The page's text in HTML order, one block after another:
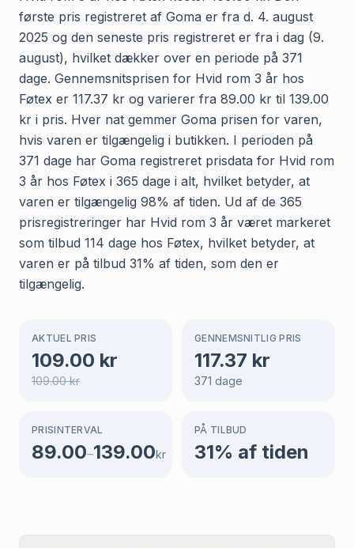
første pris registreret af Goma er fra d. 4. august
2025 og den seneste pris registreret er fra i dag (9.
august), hvilket dækker over en periode på 371
dage. Gennemsnitsprisen for Hvid rom 3 år hos
Føtex er 117.37 kr og varierer fra 89.00 kr til 139.00
kr i pris. Hver nat gemmer Goma prisen for varen,
hvis varen er tilgængelig i butikken. I perioden på
371 dage har Goma registreret prisdata for Hvid rom
3 år hos Føtex i 365 dage i alt, hvilket betyder, at
varen er tilgængelig 98% af tiden. Ud af de 365
prisregistreringer har Hvid rom 3 år været markeret
som tilbud 114 dage hos Føtex, hvilket betyder, at
varen er på tilbud 31% af tiden, som den er
tilgængelig.
AKTUEL PRIS
109.00 kr
109.00kr
GENNEMSNITLIG PRIS
117.37 kr
371 dage
PRISINTERVAL
89.00–139.00kr
PÅ TILBUD
31% af tiden